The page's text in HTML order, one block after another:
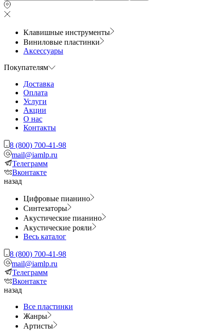
Клавишные инструменты
Виниловые пластинки
Аксессуары
Покупателям
Доставка
Оплата
Услуги
Акции
О нас
Контакты
8 (800) 700-41-98
mail@iamlp.ru
Телеграмм
Вконтакте
назад
Цифровые пианино
Синтезаторы
Акустические пианино
Акустические рояли
Весь каталог
8 (800) 700-41-98
mail@iamlp.ru
Телеграмм
Вконтакте
назад
Все пластинки
Жанры
Артисты